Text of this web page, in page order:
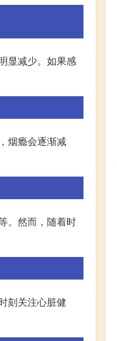
显减少。如果感
烟瘾会逐渐减
。然而，随着时
刻关注心脏健